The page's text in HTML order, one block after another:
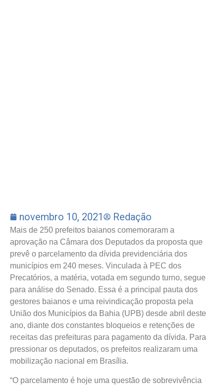
novembro 10, 2021 Redação
Mais de 250 prefeitos baianos comemoraram a
aprovação na Câmara dos Deputados da proposta que
prevê o parcelamento da dívida previdenciária dos
municípios em 240 meses. Vinculada à PEC dos
Precatórios, a matéria, votada em segundo turno, segue
para análise do Senado. Essa é a principal pauta dos
gestores baianos e uma reivindicação proposta pela
União dos Municípios da Bahia (UPB) desde abril deste
ano, diante dos constantes bloqueios e retenções de
receitas das prefeituras para pagamento da dívida. Para
pressionar os deputados, os prefeitos realizaram uma
mobilização nacional em Brasília.
“O parcelamento é hoje uma questão de sobrevivência